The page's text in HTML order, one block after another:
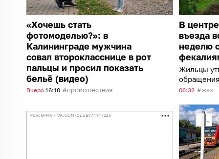
«Хочешь стать
фотомоделью?»: в
Калининграде мужчина
совал второкласснице в рот
пальцы и просил показать
бельё (видео)
Вчера 16:10 происшествия
В
въезда
неделю
Жильцы
службы
06:32 жкх
РЕКЛАМА • VK.COM/CLUB174147223